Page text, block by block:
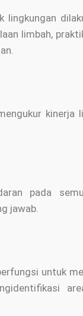
limbah,
kinerja
pada
jawab.
untuk